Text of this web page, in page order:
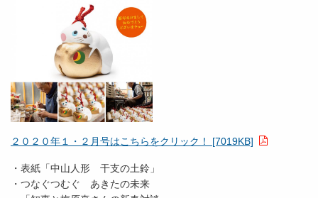
２０２０年１・２月号はこちらをクリック！ [7019KB]
・表紙「中山人形 干支の土鈴」
・つなぐつむぐ あきたの未来